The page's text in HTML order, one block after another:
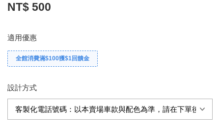
NT$ 500
適用優惠
全館消費滿$100獲$1回饋金
設計方式